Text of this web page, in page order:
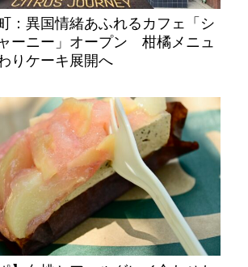
：異国情緒あふれるカフェ「シ
ーニー」オープン 柑橘メニュ
りケーキ展開へ